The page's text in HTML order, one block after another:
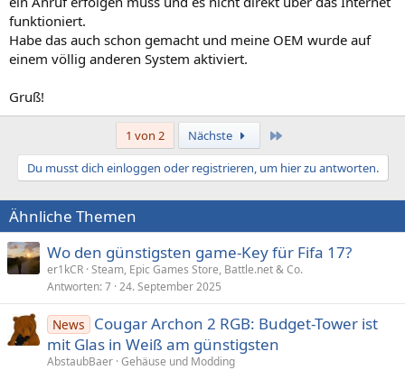
funktioniert.
Habe das auch schon gemacht und meine OEM wurde auf
einem völlig anderen System aktiviert.
Gruß!
1 von 2 Nächste
Du musst dich einloggen oder registrieren, um hier zu antworten.
Ähnliche Themen
Wo den günstigsten game-Key für Fifa 17?
er1kCR Steam, Epic Games Store, Battle.net & Co.
Antworten 7 24. September 2025
News
Cougar Archon 2 RGB: Budget-Tower ist
mit Glas in Weiß am günstigsten
AbstaubBaer Gehäuse und Modding